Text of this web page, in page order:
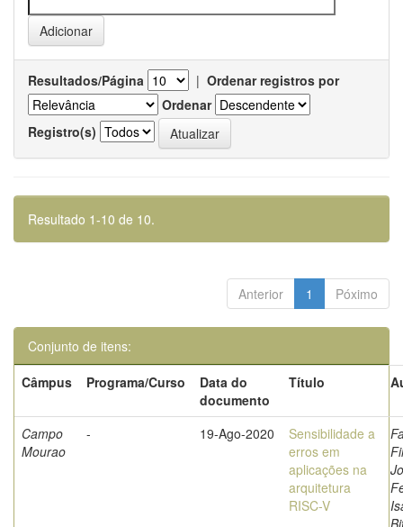
Resultados/Página | Ordenar registros por
Ordenar
Registro(s)
Resultado 1-10 de 10.
Anterior 1 Póximo
Conjunto de itens:
Câmpus
Programa/Curso
Data do
documento
Título
Campo
Mourao
- 19-Ago-2020
Sensibilidade a
erros em
aplicações na
arquitetura
RISC-V